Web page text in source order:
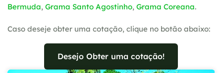
Bermuda, Grama Santo Agostinho, Grama Coreana.
Caso deseje obter uma cotação, clique no botão abaixo:
Desejo Obter uma cotação!